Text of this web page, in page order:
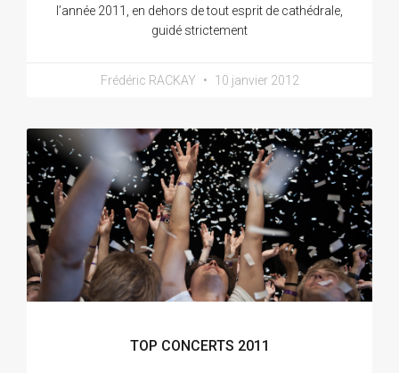
l’année 2011, en dehors de tout esprit de cathédrale,
guidé strictement
Frédéric RACKAY 10 janvier 2012
TOP CONCERTS 2011